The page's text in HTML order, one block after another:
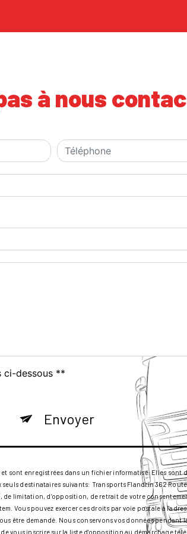
à nous
ci-dessous **
Envoyer
sont enregistrées dans un fichier informatisé. Elles sont
destinataires suivants: Transports Flandrin 362
limitation, d’opposition, de retrait de votre
Vous pouvez exercer ces droits par voie postale à
être demandé. Nous conservons vos données pendant
vous inscrire sur la liste d'opposition au démarchage